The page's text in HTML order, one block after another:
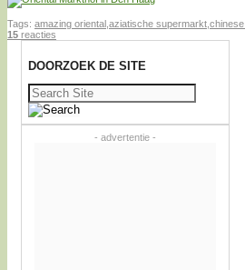
Tags: amazing oriental aziatische supermarkt
15 reacties
DOORZOEK DE SITE
Zoeken
naar:
- advertentie -